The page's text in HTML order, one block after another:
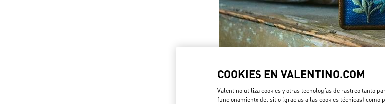
COOKIES EN VALENTINO.COM
Valentino utiliza cookies y otras tecnologías de rastreo tanto
funcionamiento del sitio (gracias a las cookies técnicas) como